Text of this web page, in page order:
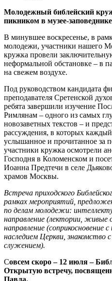
Молодежный библейский
пикником в музее-
В минувшее воскресенье, в
молодежи, участники нашего
кружка провели
неформальной обстановке – в
на свежем воздухе.
Под руководством кандидата
преподавателя Сретенской
ребята завершили изучение
Римлянам – одного из самых
новозаветных текстов – и
рассуждения, в которых
услышанное и прочитанное за
участники кружка осмотрели
Господня в Коломенском и
Иоанна Предтечи в селе
храмов Москвы.
Встреча приходского
рамках мероприятий,
по делам молодежи:
направление (лектории, живые
направление (соприкосновение
наследием Церкви,
служением).
Совсем скоро – 12 июля –
Открытую встречу,
Павла.